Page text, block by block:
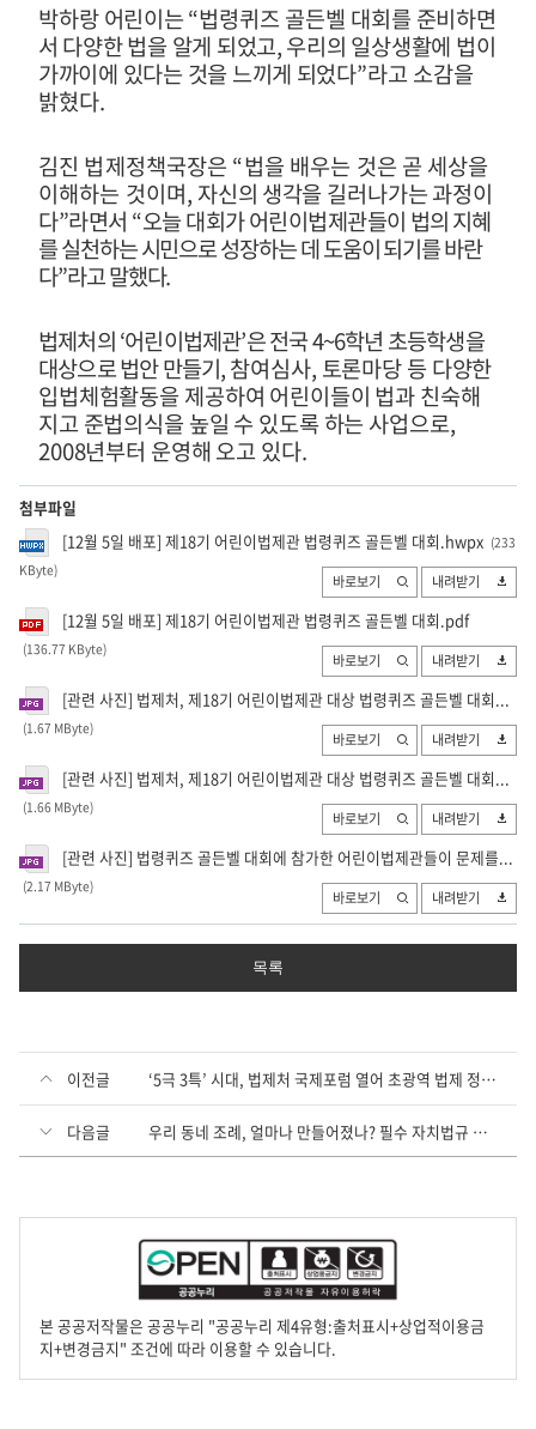
박하랑어린이는“법령퀴즈 골든벨 대회를 준비하면
서 다양한 법을 알게 되었고,우리의 일상생활에 법이
가까이에 있다는 것을 느끼게 되었다”라고 소감을
밝혔다.
김진 법제정책국장은 “법을 배우는 것은 곧 세상을
이해하는 것이며, 자신의 생각을 길러나가는 과정이
다”라면서 “오늘 대회가 어린이법제관들이 법의 지혜
를 실천하는 시민으로 성장하는 데 도움이 되기를 바란
다”라고 말했다.
법제처의‘어린이법제관’은 전국4~6학년 초등학생을
대상으로 법안 만들기,참여심사, 토론마당 등 다양한
입법체험활동을 제공하여 어린이들이 법과 친숙해
지고 준법의식을 높일 수 있도록 하는 사업으로,
2008년부터 운영해오고 있다.
첨부파일
[12월 5일 배포] 제18기 어린이법제관 법령퀴즈 골든벨 대회.hwpx (233
KByte)
바로보기 내려받기
[12월 5일 배포] 제18기 어린이법제관 법령퀴즈 골든벨 대회.pdf
(136.77 KByte)
바로보기 내려받기
[관련 사진] 법제처, 제18기 어린이법제관 대상 법령퀴즈 골든벨 대회...
(1.67 MByte)
바로보기 내려받기
[관련 사진] 법제처, 제18기 어린이법제관 대상 법령퀴즈 골든벨 대회...
(1.66 MByte)
바로보기 내려받기
[관련 사진] 법령퀴즈 골든벨 대회에 참가한 어린이법제관들이 문제를...
(2.17 MByte)
바로보기 내려받기
목록
이전글 ‘5극 3특’ 시대, 법제처 국제포럼 열어 초광역 법제 정비 본격 논의
다음글 우리 동네 조례, 얼마나 만들어졌나? 필수 자치법규 마련율 94.3%
본 공공저작물은 공공누리 "공공누리 제4유형:출처표시+상업적이용금
지+변경금지" 조건에 따라 이용할 수 있습니다.